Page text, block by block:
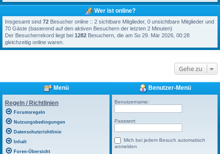
Wer ist online?
Insgesamt sind 72 Besucher online :: 2 sichtbare Mitglieder, 0 unsichtbare Mitglieder und
70 Gäste (basierend auf den aktiven Besuchern der letzten 2 Minuten)
Der Besucherrekord liegt bei 1282 Besuchern, die am So 29. Mär 2026, 00:28
gleichzeitig online waren.
Gehe zu
Menü
Regeln / Richtlinien
Forumsregeln
Nutzungsbedingungen
Datenschutzrichtlinie
Inhalt
Foren-Übersicht
Benutzer-Menü
Benutzername:
Passwort:
Mich bei jedem Besuch automatisch
anmelden